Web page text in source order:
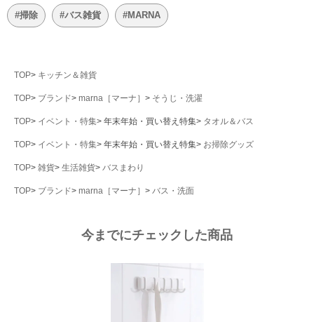
#掃除 #バス雑貨 #MARNA
TOP キッチン＆雑貨
TOP ブランド marna［マーナ］ そうじ・洗濯
TOP イベント・特集 年末年始・買い替え特集 タオル＆バス
TOP イベント・特集 年末年始・買い替え特集 お掃除グッズ
TOP 雑貨 生活雑貨 バスまわり
TOP ブランド marna［マーナ］ バス・洗面
今までにチェックした商品